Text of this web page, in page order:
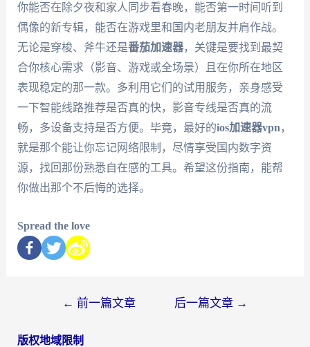
你能否在除夕夜和家人同步看春晚，能否第一时间听到
偶像的新专辑，能否在游戏里和国内老朋友并肩作战。
无论是穿梭、斧牛还是番茄加速器，关键是要找到最契
合你核心需求（影音、游戏或全场景）且在你所在地区
表现稳定的那一款。多利用它们的试用服务，亲身感受
一下智能线路推荐是否真的快，影音专线是否真的流
畅，多设备支持是否方便。毕竟，最好的ios加速器vpn ，
就是那个能让你忘记网络限制，尽情享受国内数字资
源，找回那份熟悉自在感的工具。希望这份指南，能帮
你做出那个不后悔的选择。
Spread the love
← 前一篇文章 后一篇文章 →
版权地域限制